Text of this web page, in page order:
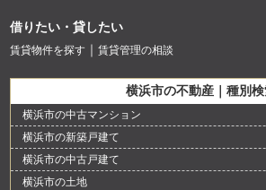
借りたい・貸したい
賃貸物件を探す 賃貸管理の相談
横浜市の不動産｜種別
横浜市の中古マンション
横浜市の新築戸建て
横浜市の中古戸建て
横浜市の土地